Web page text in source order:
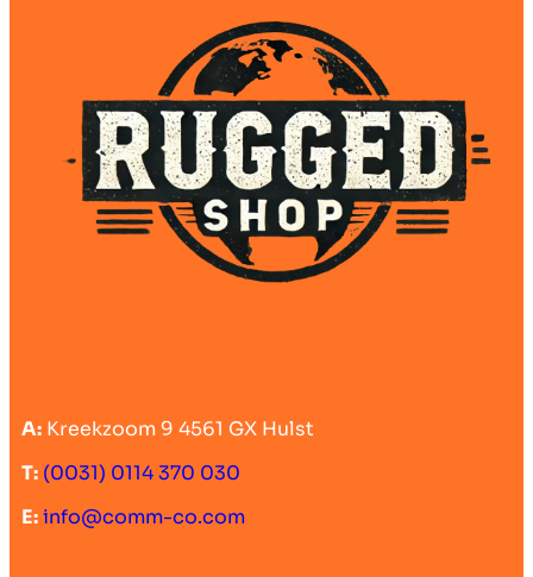
A: Kreekzoom 9 4561 GX Hulst
T: (0031) 0114 370 030
E:info@comm-co.com